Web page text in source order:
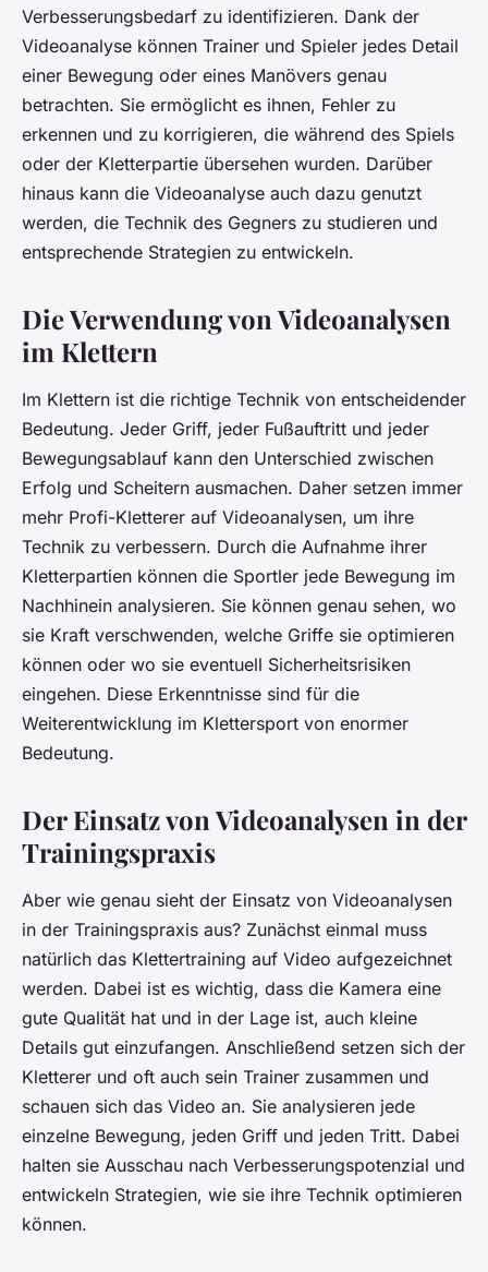
Verbesserungsbedarf zu identifizieren. Dank der
Videoanalyse können Trainer und Spieler jedes Detail
einer Bewegung oder eines Manövers genau
betrachten. Sie ermöglicht es ihnen, Fehler zu
erkennen und zu korrigieren, die während des Spiels
oder der Kletterpartie übersehen wurden. Darüber
hinaus kann die Videoanalyse auch dazu genutzt
werden, die Technik des Gegners zu studieren und
entsprechende Strategien zu entwickeln.
Die Verwendung von Videoanalysen
im Klettern
Im Klettern ist die richtige Technik von entscheidender
Bedeutung. Jeder Griff, jeder Fußauftritt und jeder
Bewegungsablauf kann den Unterschied zwischen
Erfolg und Scheitern ausmachen. Daher setzen immer
mehr Profi-Kletterer auf Videoanalysen, um ihre
Technik zu verbessern. Durch die Aufnahme ihrer
Kletterpartien können die Sportler jede Bewegung im
Nachhinein analysieren. Sie können genau sehen, wo
sie Kraft verschwenden, welche Griffe sie optimieren
können oder wo sie eventuell Sicherheitsrisiken
eingehen. Diese Erkenntnisse sind für die
Weiterentwicklung im Klettersport von enormer
Bedeutung.
Der Einsatz von Videoanalysen in der
Trainingspraxis
Aber wie genau sieht der Einsatz von Videoanalysen
in der Trainingspraxis aus? Zunächst einmal muss
natürlich das Klettertraining auf Video aufgezeichnet
werden. Dabei ist es wichtig, dass die Kamera eine
gute Qualität hat und in der Lage ist, auch kleine
Details gut einzufangen. Anschließend setzen sich der
Kletterer und oft auch sein Trainer zusammen und
schauen sich das Video an. Sie analysieren jede
einzelne Bewegung, jeden Griff und jeden Tritt. Dabei
halten sie Ausschau nach Verbesserungspotenzial und
entwickeln Strategien, wie sie ihre Technik optimieren
können.